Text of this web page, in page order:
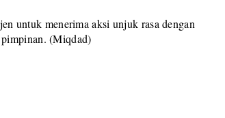
untuk menerima aksi unjuk rasa dengan
pimpinan. (Miqdad)